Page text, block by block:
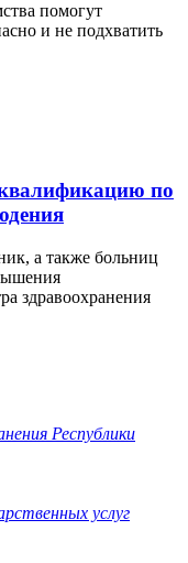
помогут
и не подхватить
по
а также больниц
здравоохранения
Республики
услуг